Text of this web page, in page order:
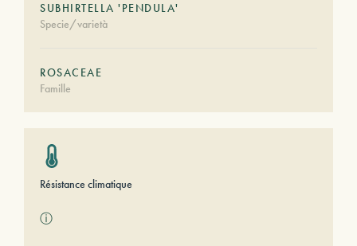
SUBHIRTELLA 'PENDULA'
Specie/varietà
ROSACEAE
Famille
Résistance climatique
ⓘ